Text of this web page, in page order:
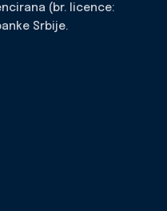
(br. licence:
Srbije.